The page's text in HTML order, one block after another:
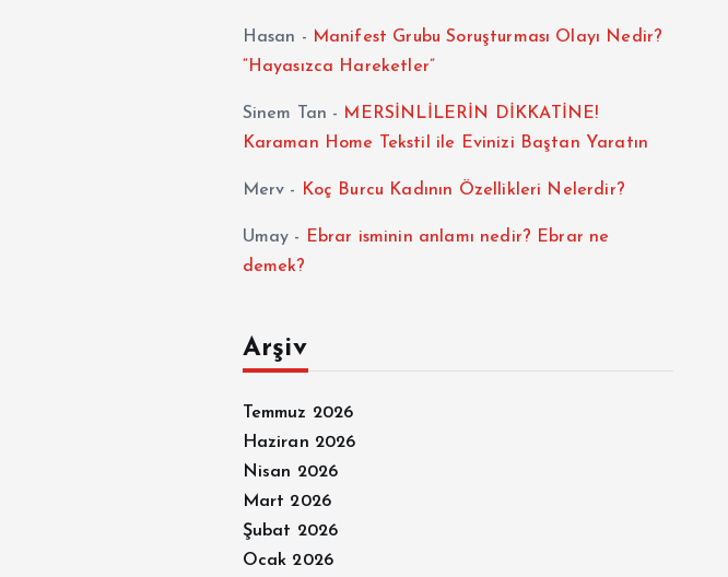
Hasan - Manifest Grubu Soruşturması Olayı Nedir?
“Hayasızca Hareketler”
Sinem Tan - MERSİNLİLERİN DİKKATİNE!
Karaman Home Tekstil ile Evinizi Baştan Yaratın
Merv - Koç Burcu Kadının Özellikleri Nelerdir?
Umay -
Ebrar isminin anlamı nedir? Ebrar ne
demek?
Arşiv
Temmuz 2026
Haziran 2026
Nisan 2026
Mart 2026
Şubat 2026
Ocak 2026